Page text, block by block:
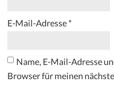
E-Mail-Adresse*
Name, E-Mail-Adresse
Browser für meinen